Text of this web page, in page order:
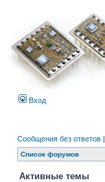
Вход
Сообщения без ответов |
Список форумов
Активные темы